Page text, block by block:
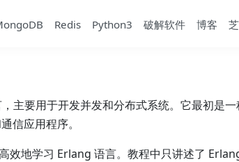
Redis Python3 破解软件 博客
主要用于开发并发和分布式系统。它最初是一
信应用程序。
效地学习 Erlang 语言。教程中只讲述了